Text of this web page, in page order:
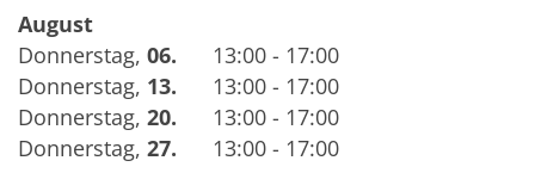
August
Donnerstag, 06.
13:00 - 17:00
Donnerstag, 13.
13:00 - 17:00
Donnerstag, 20.
13:00 - 17:00
Donnerstag, 27.
13:00 - 17:00